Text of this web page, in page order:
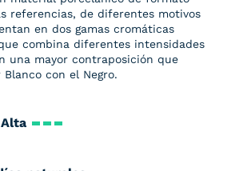
referencias, de diferentes motivos
en dos gamas cromáticas
combina diferentes intensidades
una mayor contraposición que
con el Negro.
Alta